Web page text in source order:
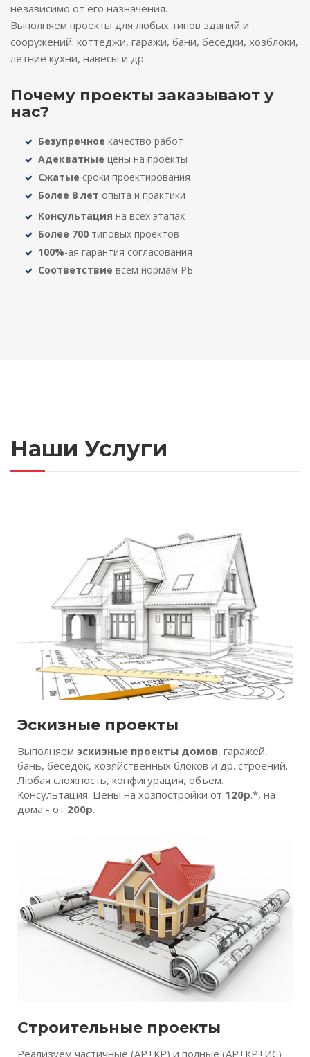
независимо от его назначения.
Выполняем проекты для любых типов зданий и
сооружений: коттеджи, гаражи, бани, беседки, хозблоки,
летние кухни, навесы и др.
Почему проекты заказывают у
нас?
Безупречное качество работ
Адекватные цены на проекты
Сжатые сроки проектирования
Более 8 лет опыта и практики
Консультация на всех этапах
Более 700 типовых проектов
100%-ая гарантия согласования
Соответствие всем нормам РБ
Наши Услуги
Эскизные проекты
Выполняем эскизные проекты домов, гаражей,
бань, беседок, хозяйственных блоков и др. строений.
Любая сложность, конфигурация, объем.
Консультация. Цены на хозпостройки от 120р.*, на
дома - от 200р.
Строительные проекты
Реализуем частичные (АР+КР) и полные (АР+КР+ИС)